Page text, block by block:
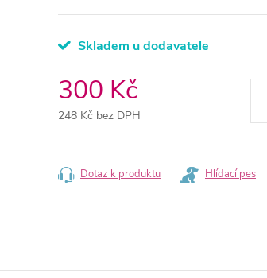
Skladem u dodavatele
300 Kč
248 Kč bez DPH
cena:
Dotaz k produktu Hlídací pes